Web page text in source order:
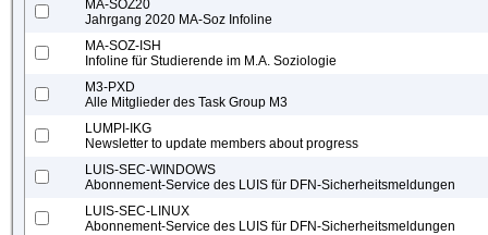
MA-SOZ20
Jahrgang 2020 MA-Soz Infoline
MA-SOZ-ISH
Infoline für Studierende im M.A. Soziologie
M3-PXD
Alle Mitglieder des Task Group M3
LUMPI-IKG
Newsletter to update members about progress
LUIS-SEC-WINDOWS
Abonnement-Service des LUIS für DFN-Sicherheitsmeldungen
LUIS-SEC-LINUX
Abonnement-Service des LUIS für DFN-Sicherheitsmeldungen